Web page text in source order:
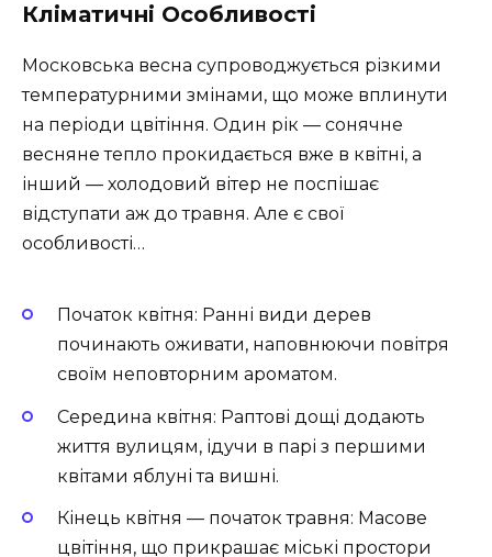
Кліматичні Особливості
Московська весна супроводжується різкими
температурними змінами, що може вплинути
на періоди цвітіння. Один рік — сонячне
весняне тепло прокидається вже в квітні, а
інший — холодовий вітер не поспішає
відступати аж до травня. Але є свої
особливості…
Початок квітня: Ранні види дерев
починають оживати, наповнюючи повітря
своїм неповторним ароматом.
Середина квітня: Раптові дощі додають
життя вулицям, ідучи в парі з першими
квітами яблуні та вишні.
Кінець квітня — початок травня: Масове
цвітіння, що прикрашає міські простори